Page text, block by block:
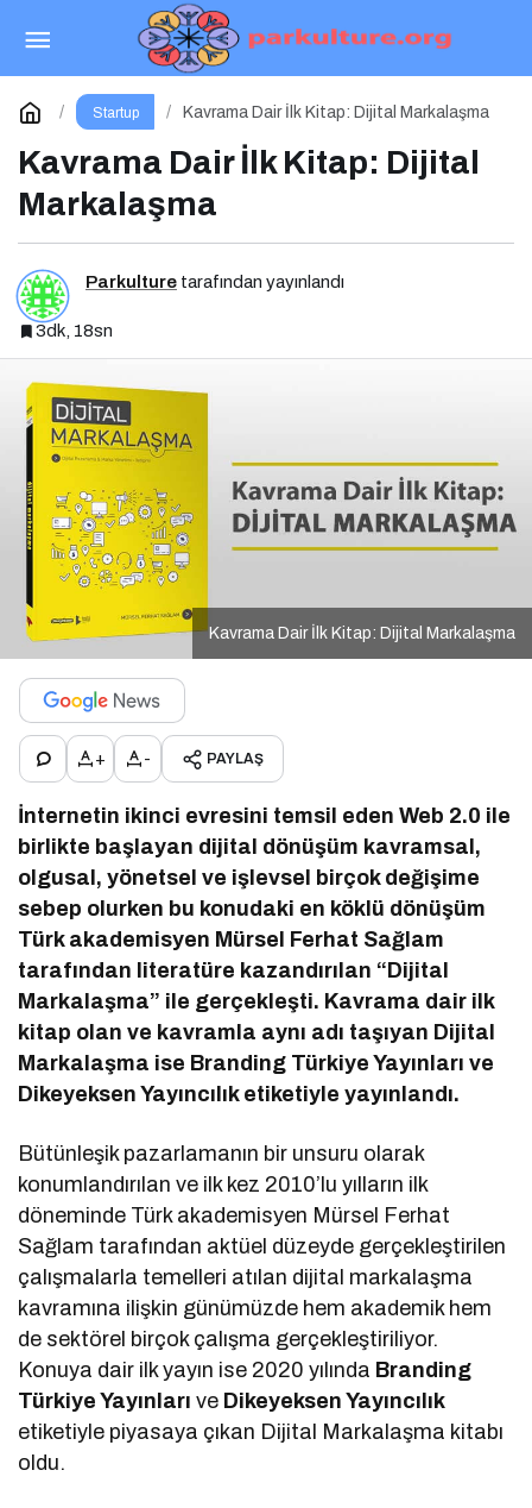
Startup Kavrama Dair İlk Kitap: Dijital Markalaşma
Kavrama Dair İlk Kitap: Dijital
Markalaşma
Parkulture tarafından yayınlandı
3dk, 18sn
Kavrama Dair İlk Kitap: Dijital Markalaşma
+ - PAYLAŞ
İnternetin ikinci evresini temsil eden Web 2.0 ile
birlikte başlayan dijital dönüşüm kavramsal,
olgusal, yönetsel ve işlevsel birçok değişime
sebep olurken bu konudaki en köklü dönüşüm
Türk akademisyen Mürsel Ferhat Sağlam
tarafından literatüre kazandırılan “Dijital
Markalaşma” ile gerçekleşti. Kavrama dair ilk
kitap olan ve kavramla aynı adı taşıyan Dijital
Markalaşma ise Branding Türkiye Yayınları ve
Dikeyeksen Yayıncılık etiketiyle yayınlandı.
Bütünleşik pazarlamanın bir unsuru olarak
konumlandırılan ve ilk kez 2010’lu yılların ilk
döneminde Türk akademisyen Mürsel Ferhat
Sağlam tarafından aktüel düzeyde gerçekleştirilen
çalışmalarla temelleri atılan dijital markalaşma
kavramına ilişkin günümüzde hem akademik hem
de sektörel birçok çalışma gerçekleştiriliyor.
Konuya dair ilk yayın ise 2020 yılında Branding
Türkiye Yayınları ve Dikeyeksen Yayıncılık
etiketiyle piyasaya çıkan Dijital Markalaşma kitabı
oldu.
İSTÜN Girişimcilik Zirvesi 2025 İçin Geri Sayım
Yorum Yap